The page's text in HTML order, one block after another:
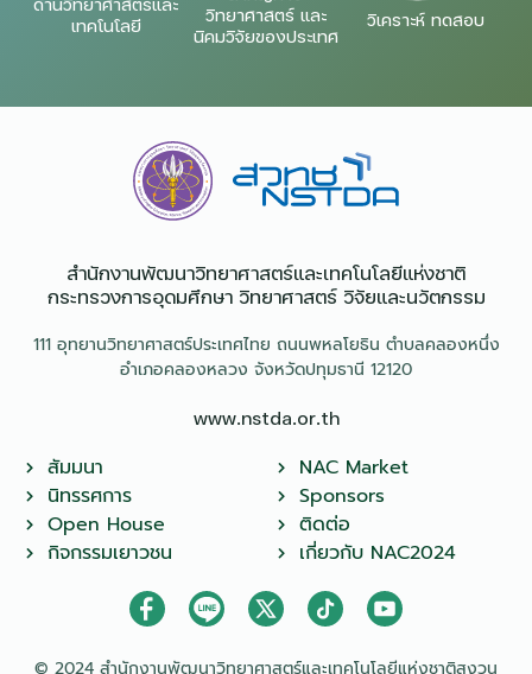
เทคโนโลยี
วิทยาศาสตร์ และ
นิคมวิจัยของประเทศ
วิเคราะห์ ทดสอบ
สำนักงานพัฒนาวิทยาศาสตร์และเทคโนโลยีแห่งชาติ​
กระทรวงการอุดมศึกษา วิทยาศาสตร์ วิจัยและนวัตกรรม
111 อุทยานวิทยาศาสตร์ประเทศไทย ถนนพหลโยธิน ตำบลคลองหนึ่ง
อำเภอคลองหลวง จังหวัดปทุมธานี 12120
www.nstda.or.th
สัมมนา
นิทรรศการ
Open House
กิจกรรมเยาวชน
NAC Market
Sponsors
ติดต่อ
เกี่ยวกับ NAC2024